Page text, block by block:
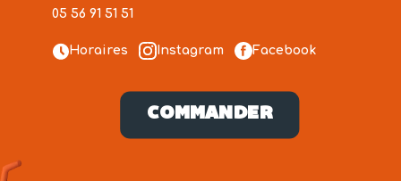
05 56 91 51 51
Horaires Instagram Facebook
COMMANDER